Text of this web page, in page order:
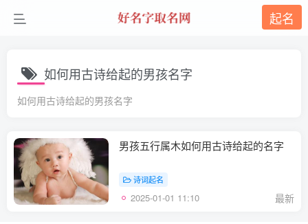
起名
如何用古诗给起的男孩名字
如何用古诗给起的男孩名字
男孩五行属木如何用古诗给起的名字
诗词起名
2025-01-01 11:10 最新